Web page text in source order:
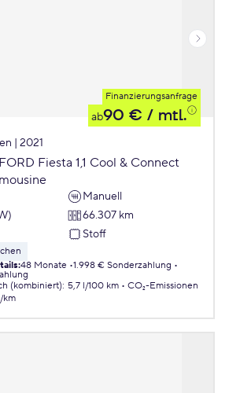
Finanzierungsanfrage
ab90 € / mtl.
| 2021
FORD Fiesta 1,1 Cool & Connect
Manuell
66.307 km
Stoff
:48 Monate 1.998 € Sonderzahlung
(kombiniert): 5,7 l/100 km
CO₂-Emissionen
km